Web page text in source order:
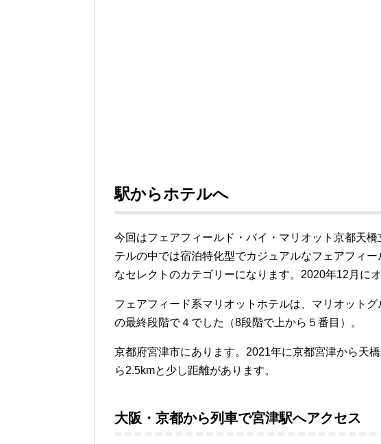
駅からホテルへ
今回はフェアフィールド・バイ・マリオット京都天
テルの中では宿泊特化型でカジュアルなフェアフィ
なセレクトのカテゴリーになります。2020年12月に
フェアフィード系マリオットホテルは、マリオット
の最終段階で４でした（8段階で上から５番目）。
京都府宮津市にあります。2021年に京都宮津から天
ら2.5kmと少し距離があります。
大阪・京都から列車で宮津駅へアクセス